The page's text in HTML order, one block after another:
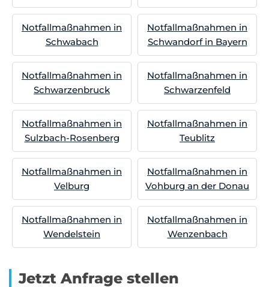
Notfallmaßnahmen in
Schwabach
Notfallmaßnahmen in
Schwandorf in Bayern
Notfallmaßnahmen in
Schwarzenbruck
Notfallmaßnahmen in
Schwarzenfeld
Notfallmaßnahmen in
Sulzbach-Rosenberg
Notfallmaßnahmen in
Teublitz
Notfallmaßnahmen in
Velburg
Notfallmaßnahmen in
Vohburg an der Donau
Notfallmaßnahmen in
Wendelstein
Notfallmaßnahmen in
Wenzenbach
Jetzt Anfrage stellen